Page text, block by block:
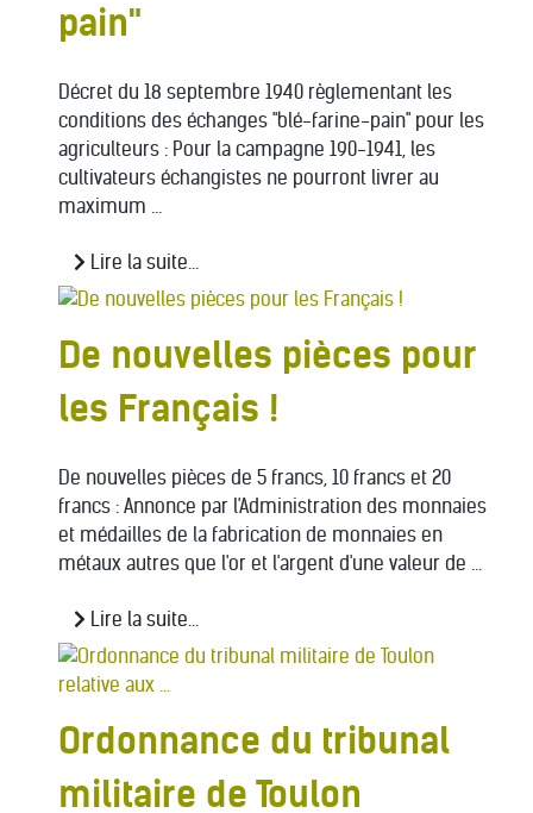
pain"
Décret du 18 septembre 1940 règlementant les
conditions des échanges "blé-farine-pain" pour les
agriculteurs : Pour la campagne 190-1941, les
cultivateurs échangistes ne pourront livrer au
maximum ...
Lire la suite...
De nouvelles pièces pour
les Français !
De nouvelles pièces de 5 francs, 10 francs et 20
francs : Annonce par l'Administration des monnaies
et médailles de la fabrication de monnaies en
métaux autres que l'or et l'argent d'une valeur de ...
Lire la suite...
Ordonnance du tribunal
militaire de Toulon